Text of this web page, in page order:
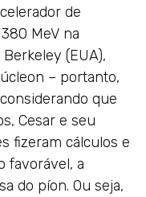
de
MeV na
(EUA),
– portanto,
que
Cesar e seu
fizeram cálculos e
favorável, a
do píon. Ou seja,